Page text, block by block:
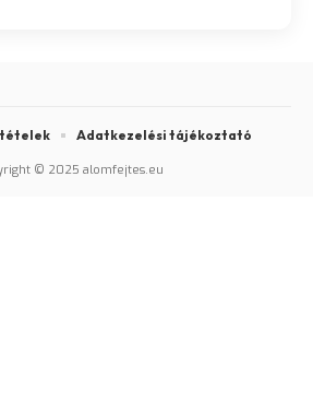
© 2025 alomfejtes.eu
Adatkezelési tájékoztató